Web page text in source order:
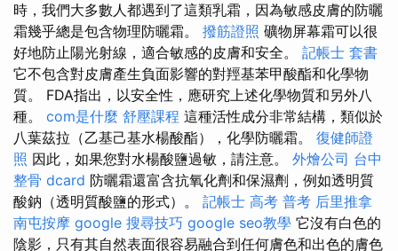
時，我們大多數人都遇到了這類乳霜，因為敏感皮膚的防曬
霜幾乎總是包含物理防曬霜。 撥筋證照 礦物屏幕霜可以很
好地防止陽光射線，適合敏感的皮膚和安全。 記帳士 套書
它不包含對皮膚產生負面影響的對羥基苯甲酸酯和化學物
質。 FDA指出，以安全性，應研究上述化學物質和另外八
種。 com是什麼 舒壓課程 這種活性成分非常結構，類似於
八葉茲拉（乙基己基水楊酸酯），化學防曬霜。 復健師證
照 因此，如果您對水楊酸鹽過敏，請注意。 外燴公司 台中
整骨 dcard 防曬霜還富含抗氧化劑和保濕劑，例如透明質
酸鈉（透明質酸鹽的形式）。 記帳士 高考 普考 后里推拿
南屯按摩 google 搜尋技巧 google seo教學 它沒有白色的
陰影，只有其自然表面很容易融合到任何膚色和出色的膚色